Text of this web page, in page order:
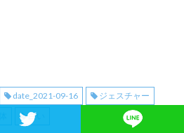
date_2021-09-16
ジェスチャー
白い
でシェア Twitterでシェア